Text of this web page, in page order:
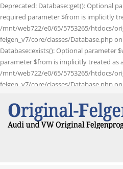
Deprecated: Database::get(): Optional
required parameter $from is implicitly
/mnt/web722/e0/65/5753265/htdocs/
felgen_v7/core/classes/Database.php
Database::exists(): Optional parameter
parameter $from is implicitly treated as
/mnt/web722/e0/65/5753265/htdocs/
felgen_v7/core/classes/Database.php